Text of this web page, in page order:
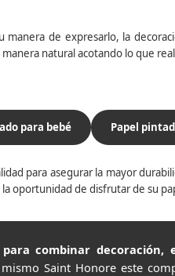
de expresarlo, la
natural acotando lo que
para bebé Papel
para asegurar la mayor
oportunidad de disfrutar de su
combinar
Saint Honore este